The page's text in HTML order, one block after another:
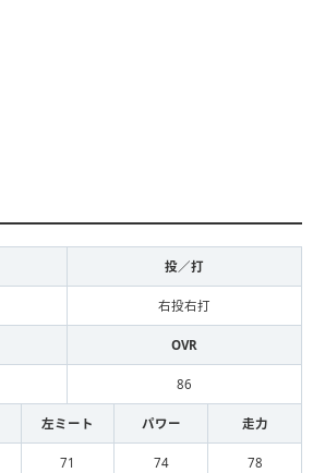
投／打
右投右打
OVR
86
左ミート パワー 走力
71 74 78